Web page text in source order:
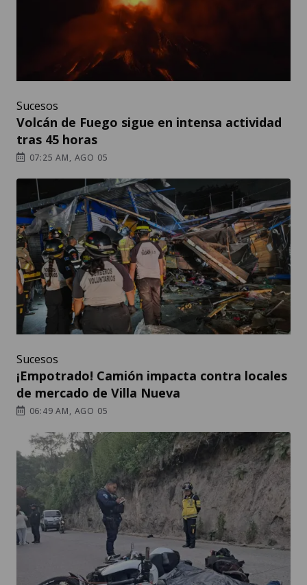
Sucesos
Volcán de Fuego sigue en intensa actividad
tras 45 horas
07:25 AM, AGO 05
Sucesos
¡Empotrado! Camión impacta contra locales
de mercado de Villa Nueva
06:49 AM, AGO 05